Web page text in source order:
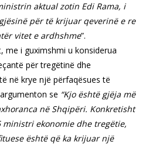
aktual zotin Edi Rama, i
për të krijuar qeverinë e re
vitet e ardhshme”.
me i guximshmi u konsiderua
për tregëtinë dhe
në krye një përfaqësues të
se “Kjo është gjëja më
në Shqipëri. Konkretisht
ekonomie dhe tregëtie,
është që ka krijuar një